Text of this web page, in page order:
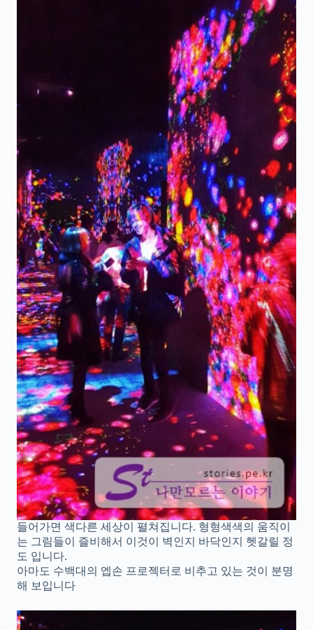
들어가면 색다른 세상이 펼쳐집니다. 형형색색의 움직이
는 그림들이 즐비해서 이것이 벽인지 바닥인지 헷갈릴 정
도 입니다.
아마도 수백대의 엡손 프로젝터로 비추고 있는 것이 분명
해 보입니다